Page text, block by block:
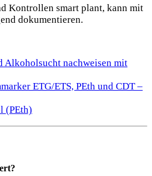
Kontrollen smart plant, kann mit
dokumentieren.
Alkoholsucht nachweisen mit
ETG/ETS, PEth und CDT –
(PEth)